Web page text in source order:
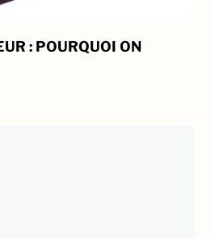
: POURQUOI ON